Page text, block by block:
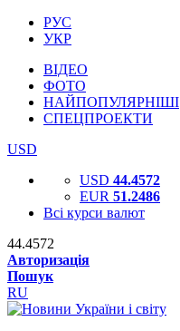
РУС
УКР
ВІДЕО
ФОТО
НАЙПОПУЛЯРНІШІ
СПЕЦПРОЕКТИ
USD
USD 44.4572
EUR 51.2486
Всі курси валют
44.4572
Авторизація
Пошук
RU